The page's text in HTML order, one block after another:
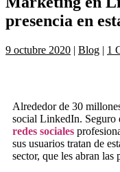
presencia en
9 octubre 2020 | Blog | 1
Alrededor de 30
social LinkedIn. Seguro
redes sociales
sus usuarios tratan de
sector, que les abran las